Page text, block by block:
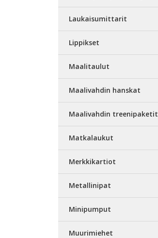
Laukaisumittarit
Lippikset
Maalitaulut
Maalivahdin hanskat
Maalivahdin treenipaketit
Matkalaukut
Merkkikartiot
Metallinipat
Minipumput
Muurimiehet